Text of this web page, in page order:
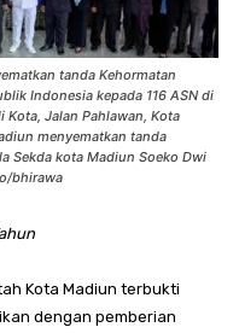
tanda Kehormatan
Indonesia kepada 116 ASN di
Jalan Pahlawan, Kota
menyematkan tanda
Sekda kota Madiun Soeko Dwi
bhirawa
Kota Madiun terbukti
dengan pemberian